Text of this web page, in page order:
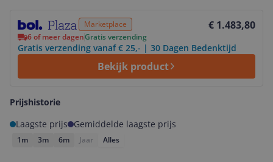
Marketplace € 1.483,80
6 of meer dagenGratis verzending
Gratis verzending vanaf € 25,- | 30 Dagen Bedenktijd
Bekijk product
Prijshistorie
Laagste prijs
Gemiddelde laagste prijs
1m 3m 6m Jaar Alles